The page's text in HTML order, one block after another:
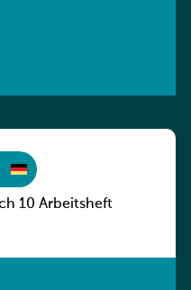
10 Arbeitsheft